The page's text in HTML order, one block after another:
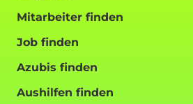
Mitarbeiter finden
Job finden
Azubis finden
Aushilfen finden